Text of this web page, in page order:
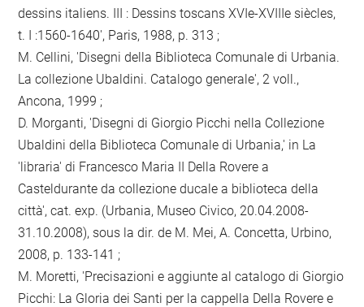
dessins italiens. III : Dessins toscans XVIe-XVIIIe siècles,
t. I :1560-1640', Paris, 1988, p. 313 ;
M. Cellini, 'Disegni della Biblioteca Comunale di Urbania.
La collezione Ubaldini. Catalogo generale', 2 voll.,
Ancona, 1999 ;
D. Morganti, 'Disegni di Giorgio Picchi nella Collezione
Ubaldini della Biblioteca Comunale di Urbania,' in La
'libraria' di Francesco Maria II Della Rovere a
Casteldurante da collezione ducale a biblioteca della
città', cat. exp. (Urbania, Museo Civico, 20.04.2008-
31.10.2008), sous la dir. de M. Mei, A. Concetta, Urbino,
2008, p. 133-141 ;
M. Moretti, 'Precisazioni e aggiunte al catalogo di Giorgio
Picchi: La Gloria dei Santi per la cappella Della Rovere e